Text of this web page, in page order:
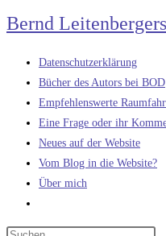
Zum
Inhalt
springen
Bernd
Datenschutzerklärung
Bücher des Autors bei BOD
Empfehlenswerte
Eine Frage oder ihr
Neues auf der Website
Vom Blog in die Website?
Über mich